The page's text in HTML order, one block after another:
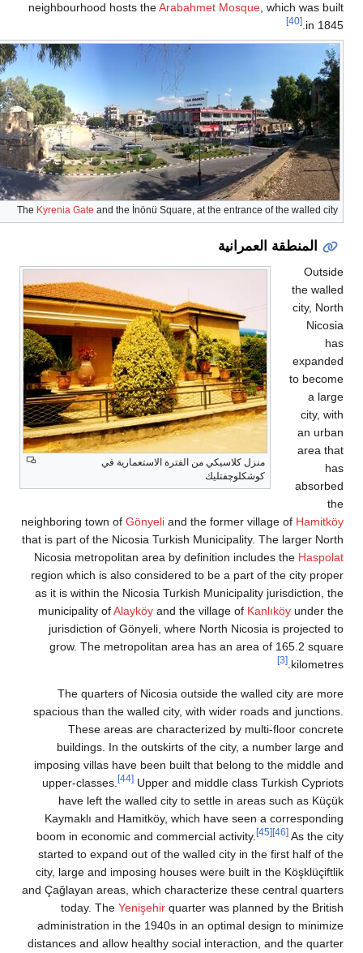
neighbourhood hosts theArabahmet
TheKyrenia Gateand the İnönü Square, at
من الفترة الاستعمارية في
neighboring town ofGönyeliand the
that is part of the Nicosia Turkish
Nicosia metropolitan area by
region which is also considered to
as it is within the Nicosia Turkish
municipality ofAlayköyand the
jurisdiction of Gönyeli, where
grow. The metropolitan area
The quarters of Nicosia
spacious than the walled city, with
These areas are
buildings. In the outskirts of
imposing villas have been built that
upper-classes.
Upper and
have left the walled city to
Kaymaklı and Hamitköy, which
boom in economic and commercial
started to expand out of the
city, large and imposing houses
and Çağlayan areas, which
today. TheYenişehirquarter
administration in the 1940s in an
distances and allow healthy social